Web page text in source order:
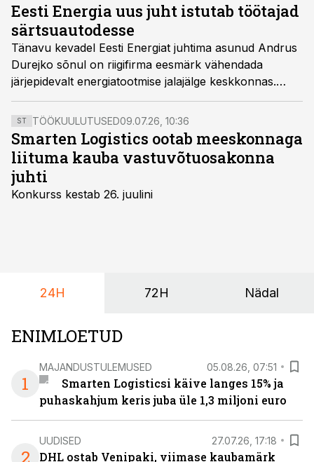
Eesti Energia uus juht istutab töötajad
särtsuautodesse
Tänavu kevadel Eesti Energiat juhtima asunud Andrus
Durejko sõnul on riigifirma eesmärk vähendada
järjepidevalt energiatootmise jalajälge keskkonnas.
Muuhulgas soodustatakse oma töötajate sõitmist
elektriautodega ja seda nii töö- kui isiklikeks sõitudeks.
ST TÖÖKUULUTUSED09.07.26, 10:36
Smarten Logistics ootab meeskonnaga
liituma kauba vastuvõtuosakonna
juhti
Konkurss kestab 26. juulini
24H 72H Nädal
ENIMLOETUD
1
MAJANDUSTULEMUSED 05.08.26, 07:51
Smarten Logisticsi käive langes 15% ja
puhaskahjum keris juba üle 1,3 miljoni euro
2
UUDISED 27.07.26, 17:18
DHL ostab Venipaki, viimase kaubamärk